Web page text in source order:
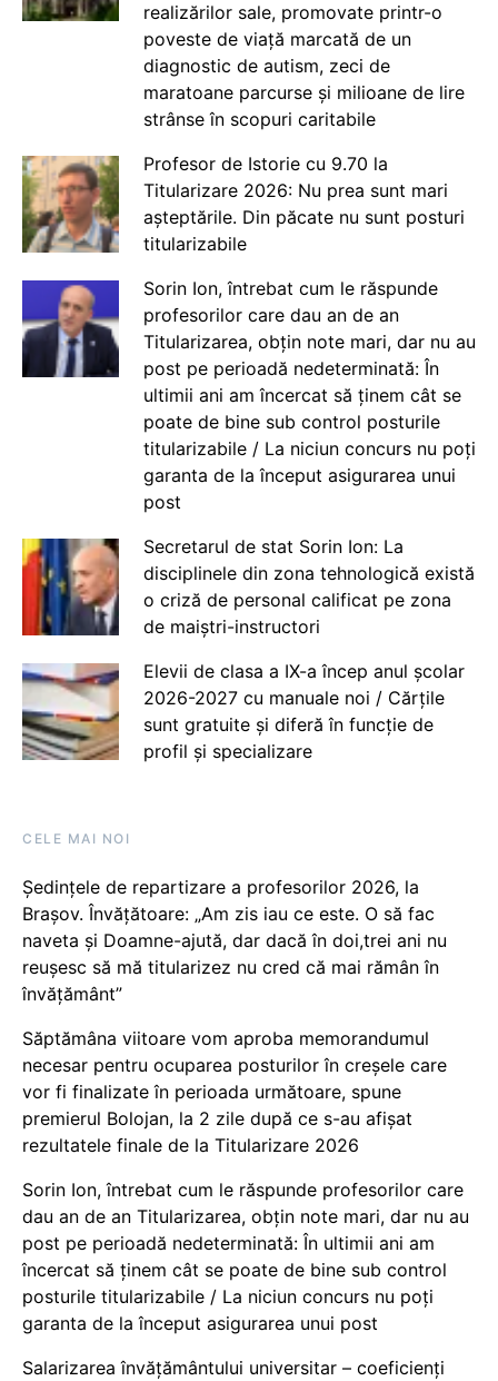
realizărilor sale, promovate printr-o
poveste de viață marcată de un
diagnostic de autism, zeci de
maratoane parcurse și milioane de lire
strânse în scopuri caritabile
Profesor de Istorie cu 9.70 la
Titularizare 2026: Nu prea sunt mari
așteptările. Din păcate nu sunt posturi
titularizabile
Sorin Ion, întrebat cum le răspunde
profesorilor care dau an de an
Titularizarea, obțin note mari, dar nu au
post pe perioadă nedeterminată: În
ultimii ani am încercat să ținem cât se
poate de bine sub control posturile
titularizabile / La niciun concurs nu poți
garanta de la început asigurarea unui
post
Secretarul de stat Sorin Ion: La
disciplinele din zona tehnologică există
o criză de personal calificat pe zona
de maiștri-instructori
Elevii de clasa a IX-a încep anul școlar
2026-2027 cu manuale noi / Cărțile
sunt gratuite și diferă în funcție de
profil și specializare
CELE MAI NOI
Ședințele de repartizare a profesorilor 2026, la
Brașov. Învățătoare: „Am zis iau ce este. O să fac
naveta și Doamne-ajută, dar dacă în doi,trei ani nu
reușesc să mă titularizez nu cred că mai rămân în
învățământ”
Săptămâna viitoare vom aproba memorandumul
necesar pentru ocuparea posturilor în creșele care
vor fi finalizate în perioada următoare, spune
premierul Bolojan, la 2 zile după ce s-au afișat
rezultatele finale de la Titularizare 2026
Sorin Ion, întrebat cum le răspunde profesorilor care
dau an de an Titularizarea, obțin note mari, dar nu au
post pe perioadă nedeterminată: În ultimii ani am
încercat să ținem cât se poate de bine sub control
posturile titularizabile / La niciun concurs nu poți
garanta de la început asigurarea unui post
Salarizarea învățământului universitar – coeficienți